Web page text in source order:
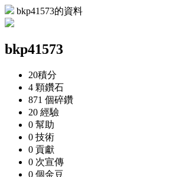
bkp41573的資料
bkp41573
20積分
4 顆鑽石
871 個碎鑽
20 經驗
0 幫助
0 技術
0 貢獻
0 次宣傳
0 個金豆